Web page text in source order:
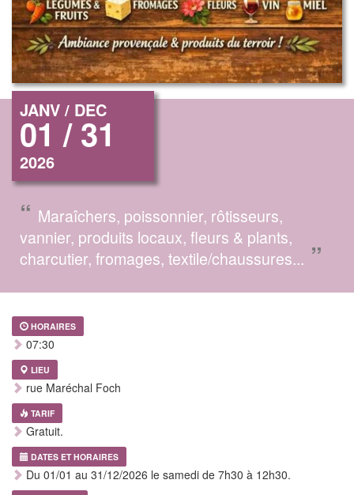
JANV / DEC
01 / 31
2026
“ Maraîchers, poissonnier, rôtisseurs,
vannier, produits locaux, fleurs & plants,
charcutier, fromages, textile/chaussures... ”
HORAIRES
07:30
LIEU
rue Maréchal Foch
TARIF
Gratuit.
DATES ET HORAIRES
Du 01/01 au 31/12/2026 le samedi de 7h30 à 12h30.